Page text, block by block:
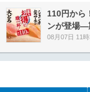
110円から
ンが登場―
08月07日 11